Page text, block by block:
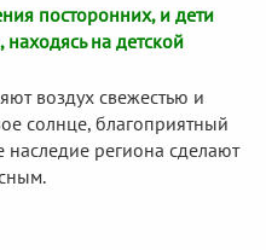
посторонних, и дети
находясь на детской
воздух свежестью и
солнце, благоприятный
наследие региона сделают